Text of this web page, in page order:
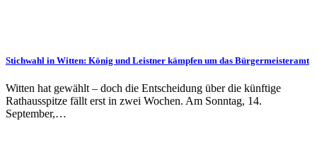
Stichwahl in Witten: König und Leistner kämpfen um das Bürgermeisteramt
Witten hat gewählt – doch die Entscheidung über die künftige
Rathausspitze fällt erst in zwei Wochen. Am Sonntag, 14.
September,…